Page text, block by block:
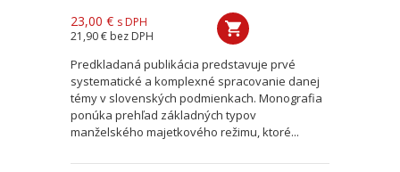
23,00 € s DPH
21,90 € bez DPH
Predkladaná publikácia predstavuje prvé
systematické a komplexné spracovanie danej
témy v slovenských podmienkach. Monografia
ponúka prehľad základných typov
manželského majetkového režimu, ktoré...